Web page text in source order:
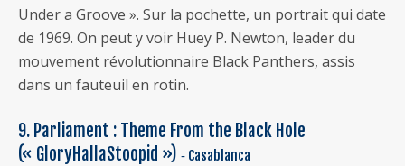
Under a Groove ». Sur la pochette, un portrait qui date
de 1969. On peut y voir Huey P. Newton, leader du
mouvement révolutionnaire Black Panthers, assis
dans un fauteuil en rotin.
9. Parliament : Theme From the Black Hole
(« GloryHallaStoopid ») ‐ Casablanca